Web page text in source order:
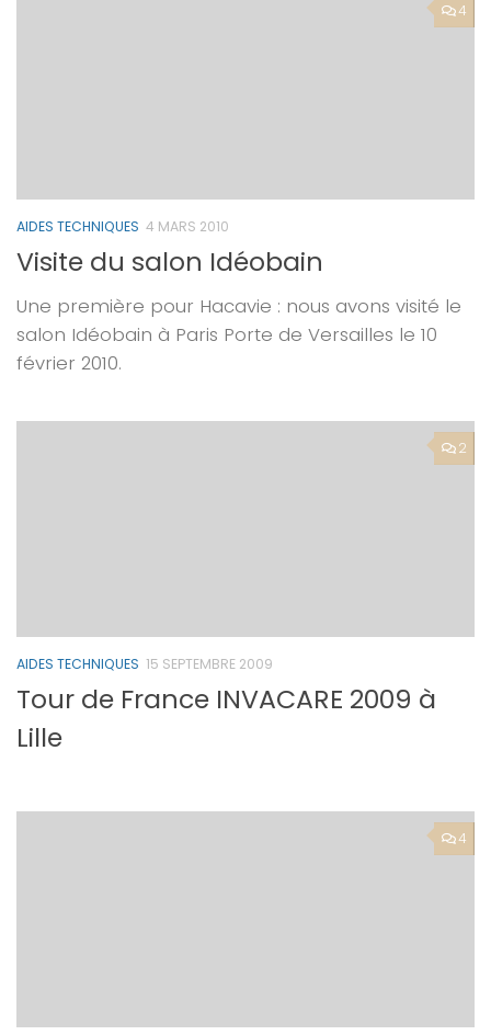
4
AIDES TECHNIQUES 4 MARS 2010
Visite du salon Idéobain
Une première pour Hacavie : nous avons visité le
salon Idéobain à Paris Porte de Versailles le 10
février 2010.
2
AIDES TECHNIQUES 15 SEPTEMBRE 2009
Tour de France INVACARE 2009 à
Lille
4